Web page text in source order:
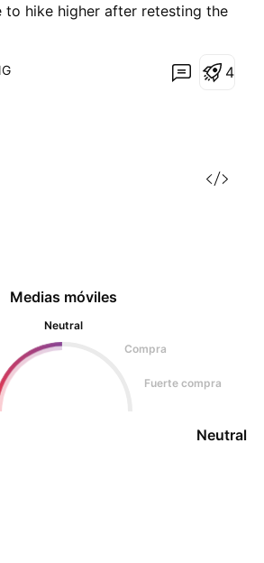
to hike higher after retesting the
4
Medias móviles
Neutral
Compra
Fuerte compra
Neutral